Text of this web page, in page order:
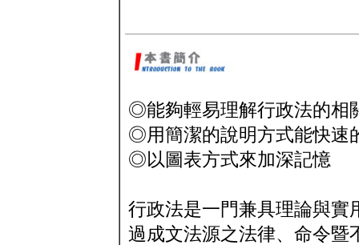
◎能夠輕易理解行政法的相
◎用簡潔的說明方式能快速
◎以圖表方式來加深記憶
行政法是一門兼具理論與實
過成文法源之法律、命令暨